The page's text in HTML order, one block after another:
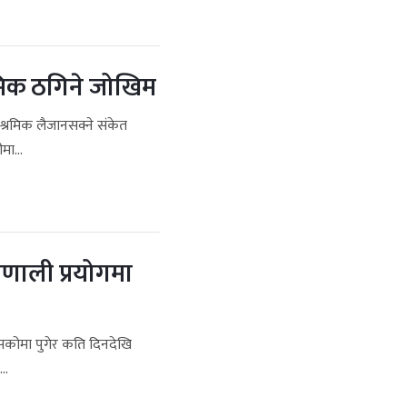
ठगिने जोखिम
श्रमिक लैजानसक्ने संकेत
प्रयोगमा
पुगेर कति दिनदेखि